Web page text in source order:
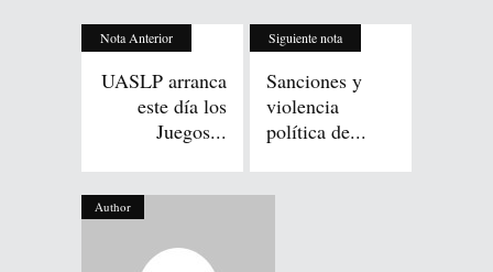
Nota Anterior
UASLP arranca
este día los
Juegos...
Siguiente nota
Sanciones y
violencia
política de...
Author